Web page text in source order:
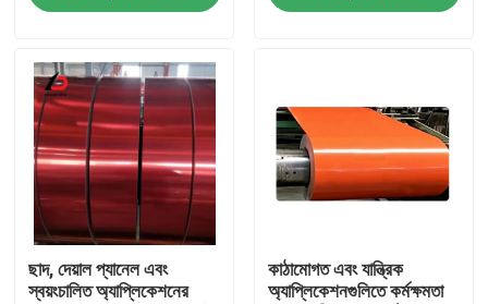
গুণমান নিয়ন্ত্রণ
খবর
মামলা
একটি উদ্ধৃতি অনুরোধ করুন
গ্যালভানাইজড স্টীল কয়েল
ছাদ, দেয়াল প্যানেল এবং
স্বয়ংচালিত অ্যাপ্লিকেশনের
কাঠামোগত এবং যান্ত্রিক
অ্যাপ্লিকেশনগুলিতে কর্মক্ষমতা